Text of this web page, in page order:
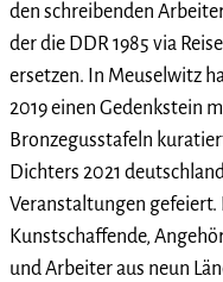
den schreibenden
der die DDR 1985 via
ersetzen. In Meuselwitz
2019 einen Gedenkstein
Bronzegusstafeln
Dichters 2021
Veranstaltungen
Kunstschaffende,
und Arbeiter aus neun